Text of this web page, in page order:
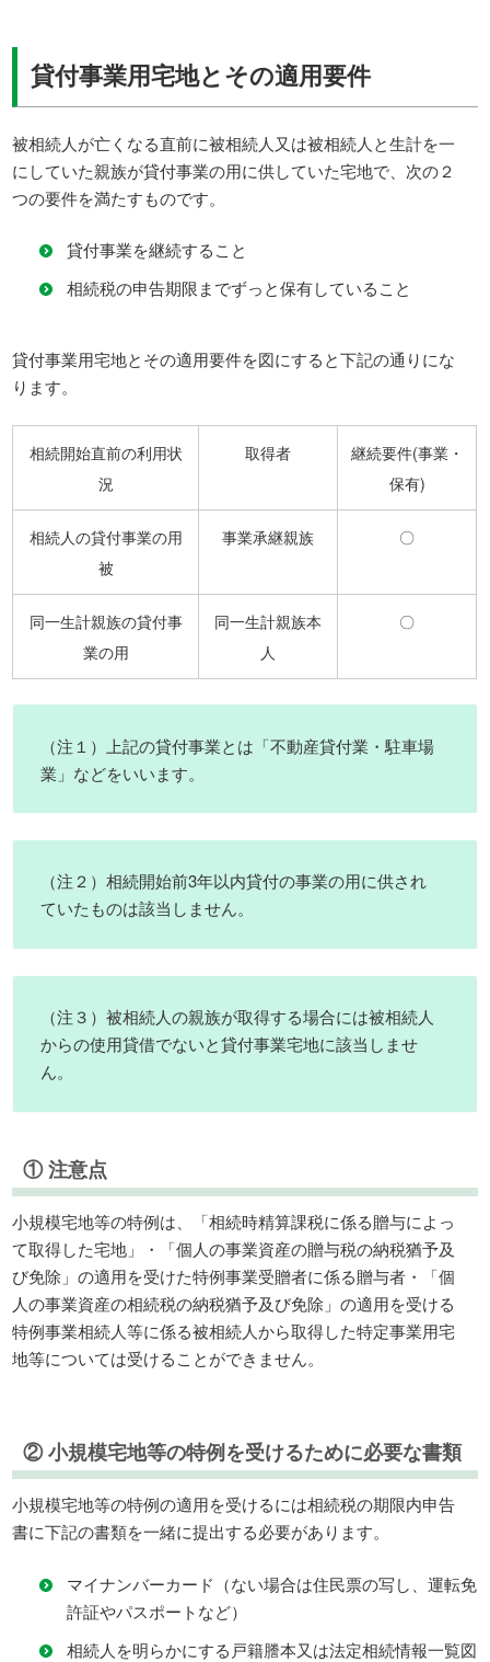
貸付事業用宅地とその適用要件
被相続人が亡くなる直前に被相続人又は被相続人と生計を一
にしていた親族が貸付事業の用に供していた宅地で、次の２
つの要件を満たすものです。
貸付事業を継続すること
相続税の申告期限までずっと保有していること
貸付事業用宅地とその適用要件を図にすると下記の通りにな
ります。
相続開始直前の利用状
況
取得者
継続要件(事業・
保有)
相続人の貸付事業の用
被
事業承継親族 〇
同一生計親族の貸付事
業の用
同一生計親族本
人
〇
（注１）上記の貸付事業とは「不動産貸付業・駐車場
業」などをいいます。
（注２）相続開始前3年以内貸付の事業の用に供され
ていたものは該当しません。
（注３）被相続人の親族が取得する場合には被相続人
からの使用貸借でないと貸付事業宅地に該当しませ
ん。
① 注意点
小規模宅地等の特例は、「相続時精算課税に係る贈与によっ
て取得した宅地」・「個人の事業資産の贈与税の納税猶予及
び免除」の適用を受けた特例事業受贈者に係る贈与者・「個
人の事業資産の相続税の納税猶予及び免除」の適用を受ける
特例事業相続人等に係る被相続人から取得した特定事業用宅
地等については受けることができません。
② 小規模宅地等の特例を受けるために必要な書類
小規模宅地等の特例の適用を受けるには相続税の期限内申告
書に下記の書類を一緒に提出する必要があります。
マイナンバーカード（ない場合は住民票の写し、運転免
許証やパスポートなど）
相続人を明らかにする戸籍謄本又は法定相続情報一覧図